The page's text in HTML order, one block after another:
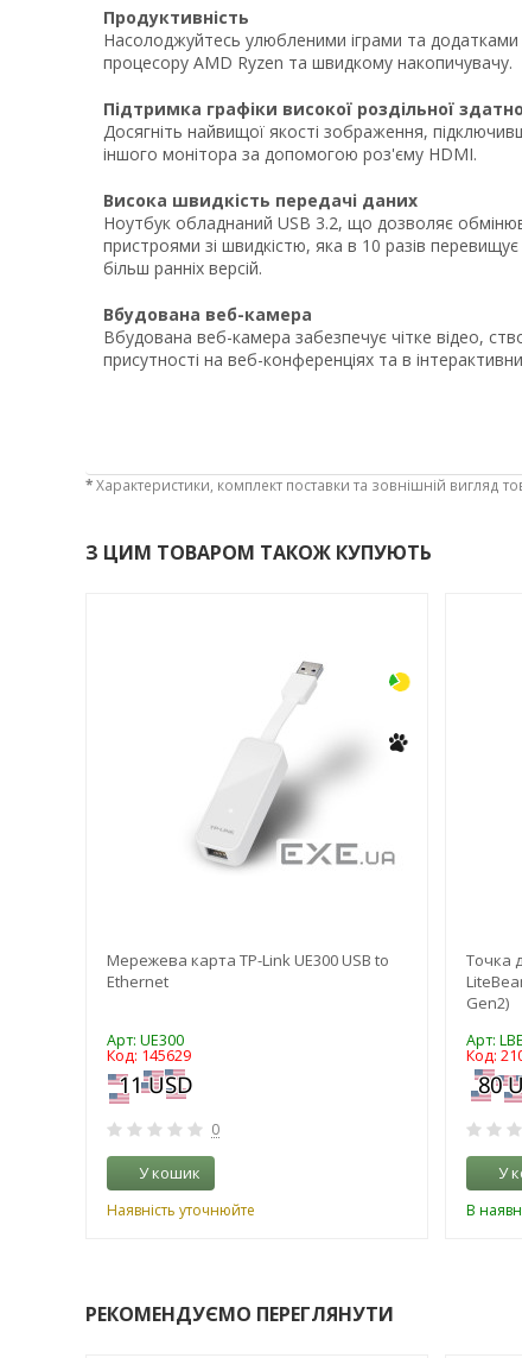
Продуктивність
Насолоджуйтесь улюбленими іграми та
процесору AMD Ryzen та швидкому накопичувачу.
Підтримка графіки високої роздільної
Досягніть найвищої якості зображення,
іншого монітора за допомогою роз'єму HDMI.
Висока швидкість передачі даних
Ноутбук обладнаний USB 3.2, що дозволяє
пристроями зі швидкістю, яка в 10 разів перевищує
більш ранніх версій.
Вбудована веб-камера
Вбудована веб-камера забезпечує чітке відео,
присутності на веб-конференціях та в
*Характеристики, комплект поставки та зовнішній вигляд
З ЦИМ ТОВАРОМ ТАКОЖ КУПУЮТЬ
Мережева карта TP-Link UE300 USB to
Ethernet
Арт: UE300
Код: 145629
0
У кошик
Наявність уточнюйте
Точка
Gen2)
Арт:
Код:
У
В
РЕКОМЕНДУЄМО ПЕРЕГЛЯНУТИ